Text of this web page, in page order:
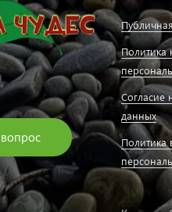
Политика
Согласие
данных
Политика